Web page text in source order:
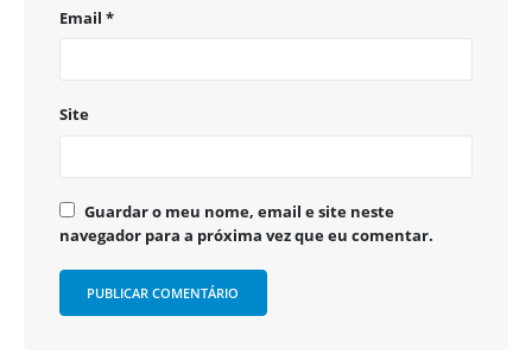
Email *
Site
Guardar o meu nome, email e site neste
navegador para a próxima vez que eu comentar.